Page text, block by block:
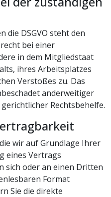
die DSGVO steht den
bei einer
in dem Mitgliedstaat
ihres Arbeitsplatzes
Verstoßes zu. Das
anderweitiger
Rechtsbehelfe.
wir auf Grundlage Ihrer
eines Vertrags
sich oder an einen Dritten
Format
Sie die direkte